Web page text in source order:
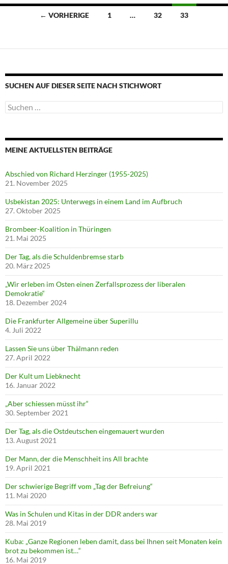
Beitragsnavigation
← VORHERIGE 1 … 32 33
SUCHEN AUF DIESER SEITE NACH STICHWORT
Suche
nach:
MEINE AKTUELLSTEN BEITRÄGE
Abschied von Richard Herzinger (1955-2025)
21. November 2025
Usbekistan 2025: Unterwegs in einem Land im Aufbruch
27. Oktober 2025
Brombeer-Koalition in Thüringen
21. Mai 2025
Der Tag, als die Schuldenbremse starb
20. März 2025
„Wir erleben im Osten einen Zerfallsprozess der liberalen
Demokratie“
18. Dezember 2024
Die Frankfurter Allgemeine über Superillu
4. Juli 2022
Lassen Sie uns über Thälmann reden
27. April 2022
Der Kult um Liebknecht
16. Januar 2022
„Aber schiessen müsst ihr“
30. September 2021
Der Tag, als die Ostdeutschen eingemauert wurden
13. August 2021
Der Mann, der die Menschheit ins All brachte
19. April 2021
Der schwierige Begriff vom „Tag der Befreiung“
11. Mai 2020
Was in Schulen und Kitas in der DDR anders war
28. Mai 2019
Kuba: „Ganze Regionen leben damit, dass bei Ihnen seit Monaten kein
brot zu bekommen ist…“
16. Mai 2019